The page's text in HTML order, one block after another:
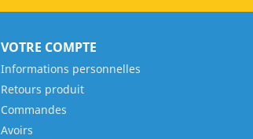
VOTRE COMPTE
Informations personnelles
Retours produit
Commandes
Avoirs